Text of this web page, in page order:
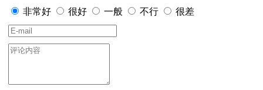
购买此商品可使用：1400积分
确定
ecs000016
商品品牌：
MCAKE
非常好
很好 一般 不行 很差